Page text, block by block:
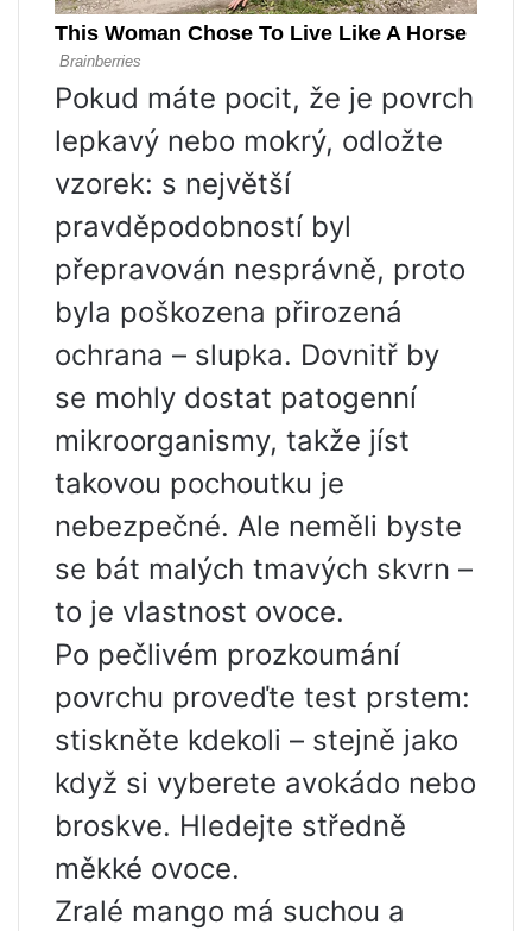
Pokud máte pocit, že je povrch
lepkavý nebo mokrý, odložte
vzorek: s největší
pravděpodobností byl
přepravován nesprávně, proto
byla poškozena přirozená
ochrana – slupka. Dovnitř by
se mohly dostat patogenní
mikroorganismy, takže jíst
takovou pochoutku je
nebezpečné. Ale neměli byste
se bát malých tmavých skvrn –
to je vlastnost ovoce.
Po pečlivém prozkoumání
povrchu proveďte test prstem:
stiskněte kdekoli – stejně jako
když si vyberete avokádo nebo
broskve. Hledejte středně
měkké ovoce.
Zralé mango má suchou a